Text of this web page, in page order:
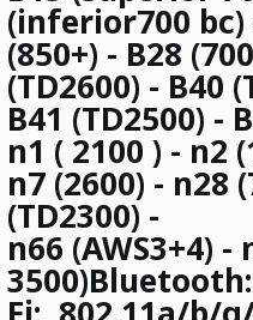
(inferior700 bc)
(850+) - B28
(TD2600) - B40
B41 (TD2500) -
n1 ( 2100 ) - n2
n7 (2600) - n28
(TD2300) -
n66 (AWS3+4) -
3500)Bluetooth: